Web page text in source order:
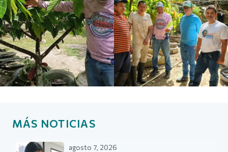
MÁS NOTICIAS
agosto 7, 2026